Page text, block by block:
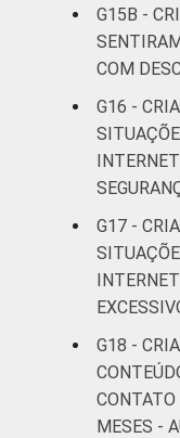
Online
meio de
G15B -
COM
G16 -
G17 -
G18 -
MESES -